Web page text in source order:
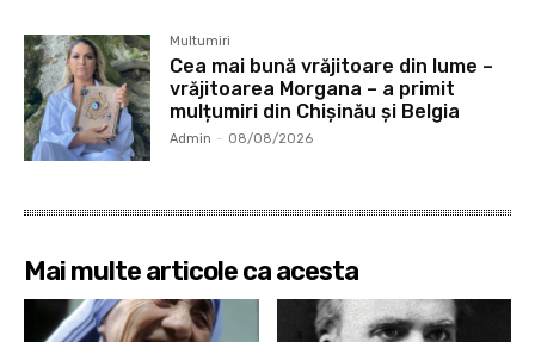
Multumiri
Cea mai bună vrăjitoare din lume –
vrăjitoarea Morgana – a primit
mulțumiri din Chișinău și Belgia
Admin - 08/08/2026
Mai multe articole ca acesta